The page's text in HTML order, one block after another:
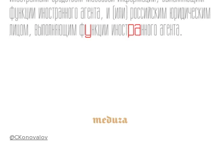
@CKonovalov